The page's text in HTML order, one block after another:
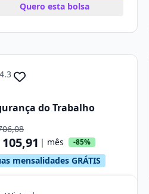
Quero esta bolsa
4.3
do Trabalho
105,91 | mês -85%
mensalidades GRÁTIS